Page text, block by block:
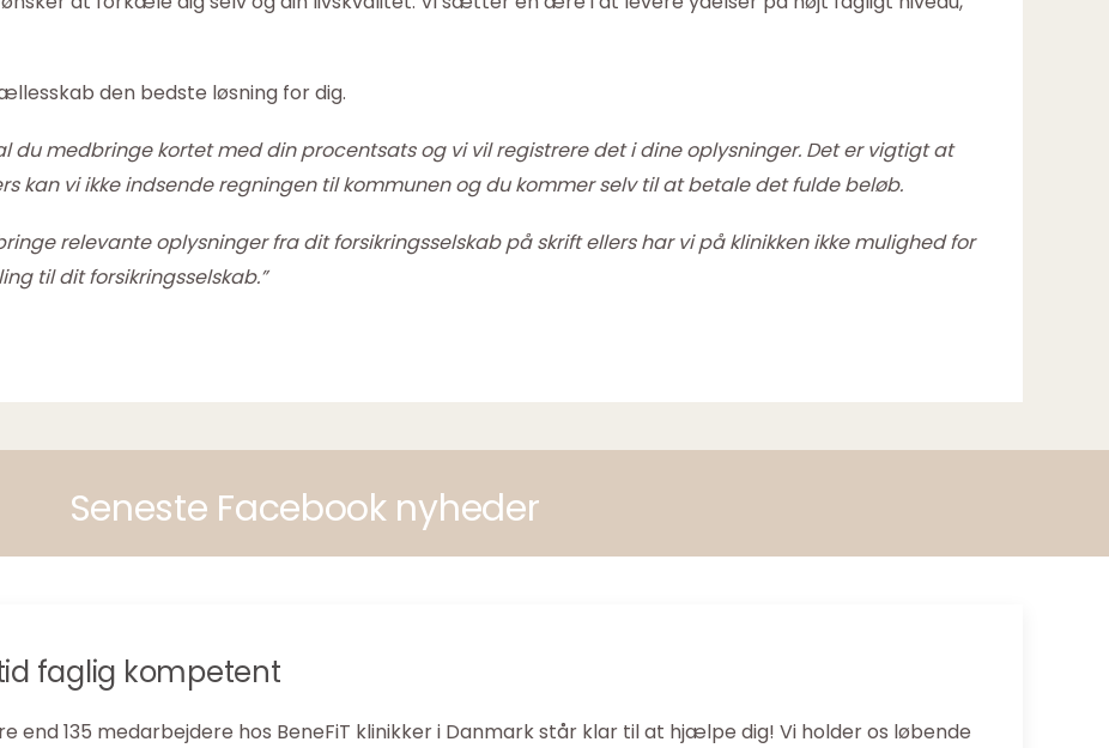
den bedste løsning for dig.
du medbringe kortet med din procentsats og vi vil registrere det i dine oplysninger. Det er vigtigt at
kan vi ikke indsende regningen til kommunen og du kommer selv til at betale det fulde beløb.
relevante oplysninger fra dit forsikringsselskab på skrift ellers har vi på klinikken ikke mulighed for
til dit forsikringsselskab.”
Seneste Facebook nyheder
faglig kompetent
end 135 medarbejdere hos BeneFiT klinikker i Danmark står klar til at hjælpe dig! Vi holder os løbende